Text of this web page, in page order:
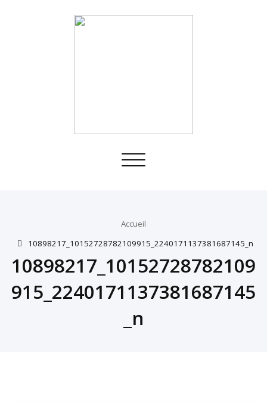
Toggle
Accueil
10898217_10152728782109915_2240171137381687145_n
10898217_10152728782109
915_2240171137381687145
_n